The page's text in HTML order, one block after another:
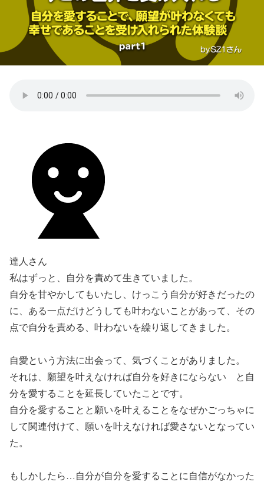
達人さん
私はずっと、自分を責めて生きていました。
自分を甘やかしてもいたし、けっこう自分が好きだったの
に、ある一点だけどうしても叶わないことがあって、その
点で自分を責める、叶わないを繰り返してきました。
自愛という方法に出会って、気づくことがありました。
それは、願望を叶えなければ自分を好きにならない と自
分を愛することを延長していたことです。
自分を愛することと願いを叶えることをなぜかごっちゃに
して関連付けて、願いを叶えなければ愛さないとなってい
た。
もしかしたら…自分が自分を愛することに自信がなかった